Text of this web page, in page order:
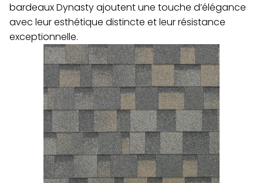
bardeaux Dynasty ajoutent une touche d’élégance
avec leur esthétique distincte et leur résistance
exceptionnelle.